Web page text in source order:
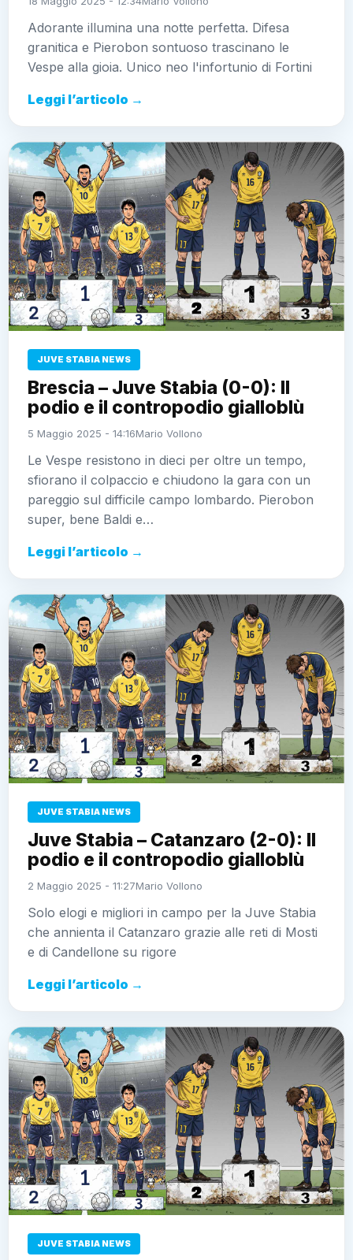
Adorante illumina una notte perfetta. Difesa
granitica e Pierobon sontuoso trascinano le
Vespe alla gioia. Unico neo l'infortunio di Fortini
Leggi l’articolo →
JUVE STABIA NEWS
Brescia – Juve Stabia (0-0): Il
podio e il contropodio gialloblù
5 Maggio 2025 - 14:16Mario Vollono
Le Vespe resistono in dieci per oltre un tempo,
sfiorano il colpaccio e chiudono la gara con un
pareggio sul difficile campo lombardo. Pierobon
super, bene Baldi e…
Leggi l’articolo →
JUVE STABIA NEWS
Juve Stabia – Catanzaro (2-0): Il
podio e il contropodio gialloblù
2 Maggio 2025 - 11:27Mario Vollono
Solo elogi e migliori in campo per la Juve Stabia
che annienta il Catanzaro grazie alle reti di Mosti
e di Candellone su rigore
Leggi l’articolo →
JUVE STABIA NEWS